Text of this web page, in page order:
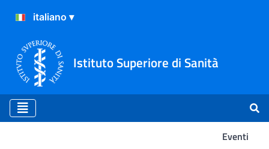
Istituto Superiore di Sanità
Eventi